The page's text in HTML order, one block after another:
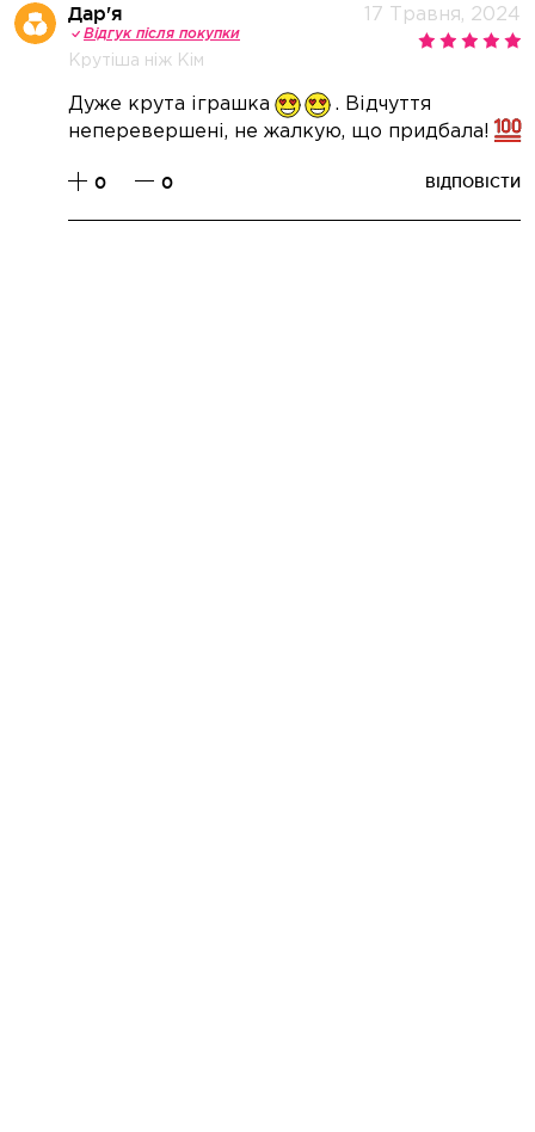
Дар'я
Відгук після покупки
Крутіша ніж Кім
17 Травня, 2024
Дуже крута іграшка
. Відчуття
неперевершені, не жалкую, що придбала!
0 0 ВІДПОВІСТИ